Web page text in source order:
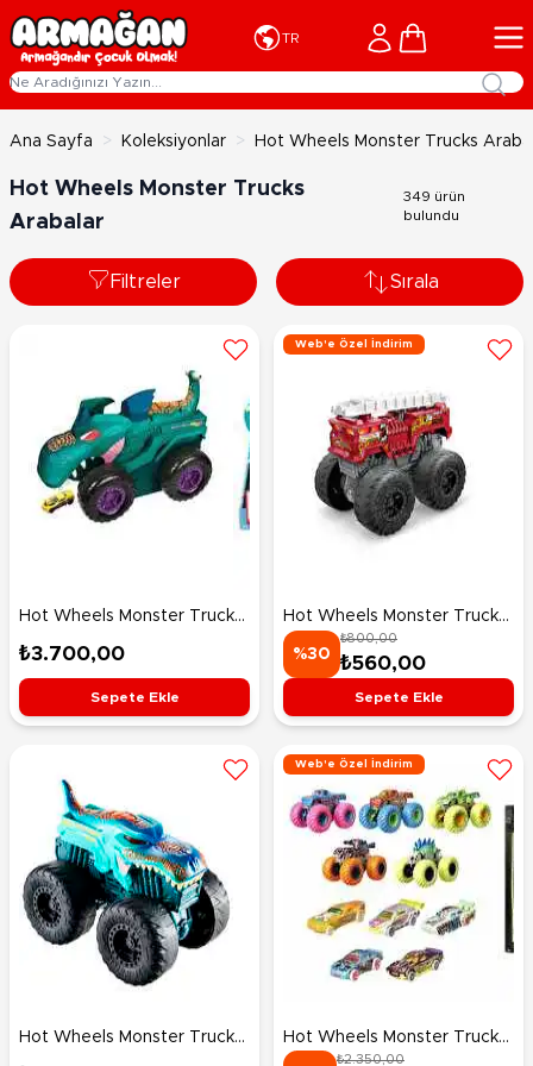
İçeriğe geç
TR Cart
Ana Sayfa > Koleksiyonlar > Hot Wheels Monster Trucks
Hot Wheels Monster Trucks
Arabalar
349 ürün
bulundu
Filtreler Sırala
Hot Wheels Monster Trucks
Araba Yiyen Mega-Wrex
₺3.700,00
Sepete Ekle
Web'e Özel İndirim
Hot Wheels Monster Trucks
1:43 Ölçekli Kükreyen Araçlar
5 Alarm HDX65
%30
₺800,00
₺560,00
Sepete Ekle
Hot Wheels Monster Trucks
1:43 Ölçekli Kükreyen Araçlar
Web'e Özel İndirim
Hot Wheels Monster Trucks
Karanlıkta Parlayan Araçlar
₺2.350,00